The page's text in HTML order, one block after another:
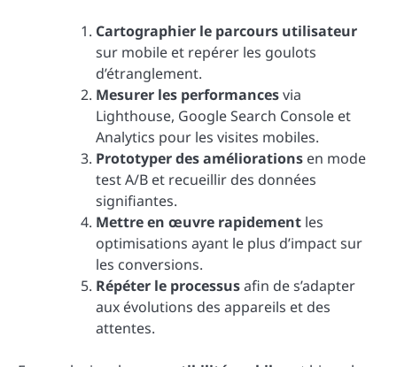
Cartographier le parcours utilisateur
sur mobile et repérer les goulots
d’étranglement.
Mesurer les performancesvia
Lighthouse, Google Search Console et
Analytics pour les visites mobiles.
Prototyper des améliorations en mode
test A/B et recueillir des données
signifiantes.
Mettre en œuvre rapidement les
optimisations ayant le plus d’impact sur
les conversions.
Répéter le processusafin de s’adapter
aux évolutions des appareils et des
attentes.